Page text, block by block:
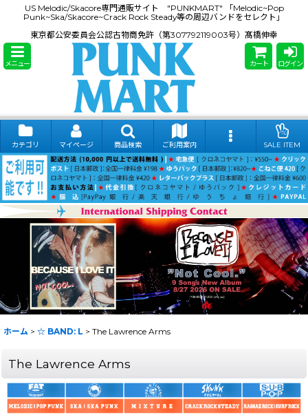
US Melodic/Skacore専門通販サイト "PUNKMART" 「Melodic~Pop
Punk~Ska/Skacore~Crack Rock Steady等の周辺バンドをセレクト」
東京都公安委員会公認古物商免許（第307792119003号）髙橋伸幸
メニュー カート ログイン
カテゴリ マイページ 商品検索 ご利用案内 SALE ITEM
ホーム > ☆ BAND: L > The Lawrence Arms
The Lawrence Arms